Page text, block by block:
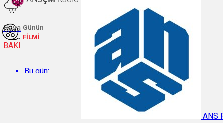
Hava
BAKI
Bu gün:
Temperatur: 27.1°C. Rütubət: 58%.
Günün
FİLMİ
ANS